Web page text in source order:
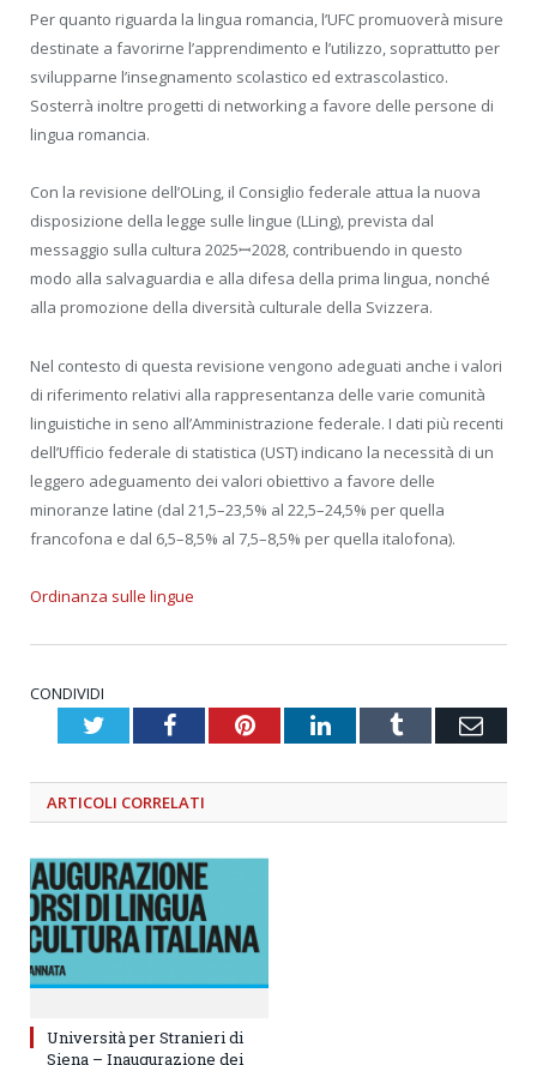
Per quanto riguarda la lingua romancia, l’UFC promuoverà misure
destinate a favorirne l’apprendimento e l’utilizzo, soprattutto per
svilupparne l’insegnamento scolastico ed extrascolastico.
Sosterrà inoltre progetti di networking a favore delle persone di
lingua romancia.
Con la revisione dell’OLing, il Consiglio federale attua la nuova
disposizione della legge sulle lingue (LLing), prevista dal
messaggio sulla cultura 2025ꟷ2028, contribuendo in questo
modo alla salvaguardia e alla difesa della prima lingua, nonché
alla promozione della diversità culturale della Svizzera.
Nel contesto di questa revisione vengono adeguati anche i valori
di riferimento relativi alla rappresentanza delle varie comunità
linguistiche in seno all’Amministrazione federale. I dati più recenti
dell’Ufficio federale di statistica (UST) indicano la necessità di un
leggero adeguamento dei valori obiettivo a favore delle
minoranze latine (dal 21,5–23,5% al 22,5–24,5% per quella
francofona e dal 6,5–8,5% al 7,5–8,5% per quella italofona).
Ordinanza sulle lingue
CONDIVIDI
TwitterFacebookPinterestLinkedInTumblr
ARTICOLI CORRELATI
Università per Stranieri di
Siena – Inaugurazione dei